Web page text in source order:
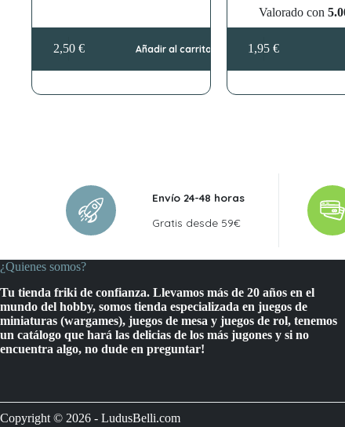
2,50 € Añadir al carrito
Valorado con
1,95€
Envío 24-48 horas
Gratis desde 59€
¿Quienes somos?
Tu tienda friki de confianza. Llevamos más de 20 años en el
mundo del hobby, somos tienda especializada en juegos de
miniaturas (wargames), juegos de mesa y juegos de rol, tenemos
un catálogo que hará las delicias de los más jugones y si no
encuentra algo, no dude en preguntar!
Copyright © 2026 - LudusBelli.com